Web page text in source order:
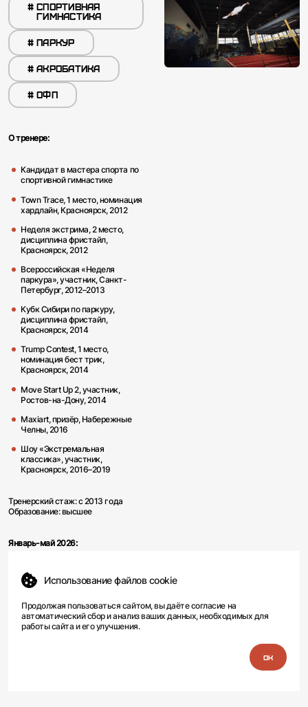
# CПОРТИВНАЯ
ГИМНАСТИКА
# ПАРКУР
# АКРОБАТИКА
# ОФП
О тренере:
Кандидат в мастера спорта по
спортивной гимнастике
Town Trace, 1 место, номинация
хардлайн, Красноярск, 2012
Неделя экстрима, 2 место,
дисциплина фристайл,
Красноярск, 2012
Всероссийская «Неделя
паркура», участник, Санкт-
Петербург, 2012–2013
Кубк Сибири по паркуру,
дисциплина фристайл,
Красноярск, 2014
Trump Contest, 1 место,
номинация бест трик,
Красноярск, 2014
Move Start Up 2, участник,
Ростов-на-Дону, 2014
Maxiart, призёр, Набережные
Челны, 2016
Шоу «Экстремальная
классика», участник,
Красноярск, 2016–2019
Тренерский стаж: с 2013 года
Образование: высшее
Январь-май 2026:
Набор ведётся:
на групповые и
индивидуальные тренировки
Возраст для групповых ОФП и
спортивная гимнастика: от 5
лет
Использование файлов cookie
Продолжая пользоваться сайтом, вы даётесогласиена
автоматический сбор и анализ ваших данных, необходимых для
работы сайта и его улучшения.